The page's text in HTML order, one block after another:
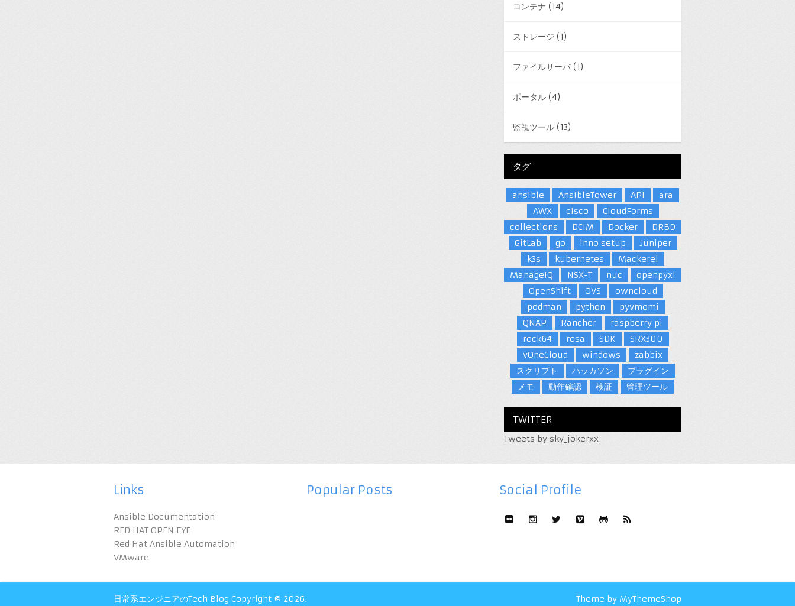
コンテナ (14)
ストレージ (1)
ファイルサーバ(1)
ポータル (4)
監視ツール (13)
タグ
ansible AnsibleTower API
ara
AWX
cisco
CloudForms
collections
DCIM Docker
DRBD
GitLab
go inno setup
Juniper
k3s
kubernetes
Mackerel
ManageIQ
NSX-T nuc
openpyxl
OpenShift
OVS
owncloud
podman
python
pyvmomi
QNAP
Rancher
raspberry pi
rock64
rosa SDK
SRX300
vOneCloud
windows
zabbix
スクリプト
ハッカソン
プラグイン
メモ
動作確認 検証 管理ツール
TWITTER
Tweets by sky_jokerxx
Links
Ansible Documentation
RED HAT OPEN EYE
Red Hat Ansible Automation
VMware
Popular Posts Social Profile
日常系エンジニアのTech Blog Copyright © 2026. Theme by MyThemeShop